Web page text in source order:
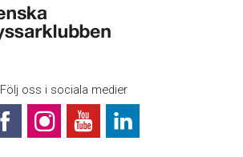
Följ oss i sociala medier